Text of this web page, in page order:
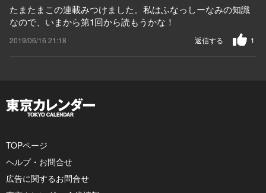
たまたまこの連載みつけました。私はふなっしーなみの知識
なので、いまから第1回から読もうかな！
2019/06/16 21:18 1
返信する
TOPページ
ヘルプ・お問合せ
広告に関するお問合せ